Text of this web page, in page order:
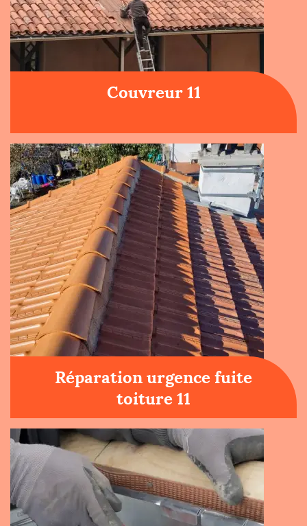
Couvreur 11
Réparation urgence fuite
toiture 11